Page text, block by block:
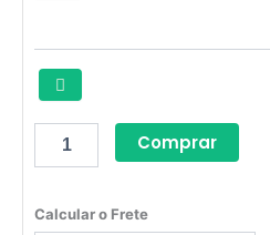
Comprar
Calcular o Frete